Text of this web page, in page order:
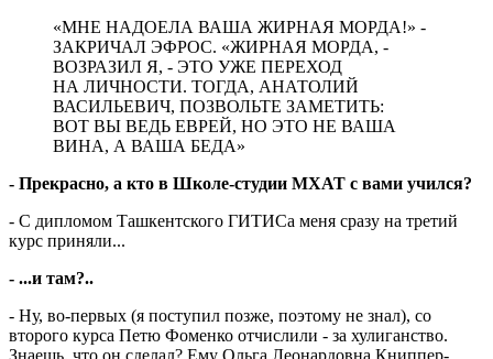
«МНЕ НАДОЕЛА ВАША ЖИРНАЯ МОРДА!» -
ЗАКРИЧАЛ ЭФРОС. «ЖИРНАЯ МОРДА, -
ВОЗРАЗИЛ Я, - ЭТО УЖЕ ПЕРЕХОД
НА ЛИЧНОСТИ. ТОГДА, АНАТОЛИЙ
ВАСИЛЬЕВИЧ, ПОЗВОЛЬТЕ ЗАМЕТИТЬ:
ВОТ ВЫ ВЕДЬ ЕВРЕЙ, НО ЭТО НЕ ВАША
ВИНА, А ВАША БЕДА»
- Прекрасно, а кто в Школе-студии МХАТ с вами учился?
- С дипломом Ташкентского ГИТИСа меня сразу на третий
курс приняли...
- ...и там?..
- Ну, во-первых (я поступил позже, поэтому не знал), со
второго курса Петю Фоменко отчислили - за хулиганство.
Знаешь, что он сделал? Ему Ольга Леонардовна Книппер-